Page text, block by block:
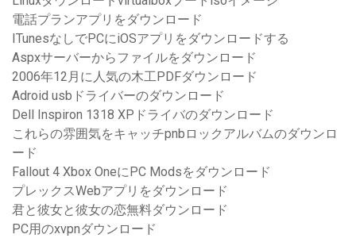
電話プランアプリをダウンロード
ITunesなしでPCにiOSアプリをダウンロードする
Aspxサーバーからファイルをダウンロード
2006年12月に人気の木工PDFダウンロード
Adroid usbドライバーのダウンロード
Dell Inspiron 1318 XPドライバのダウンロード
これらの雰囲気をキャッチpnbロックアルバムのダウンロ
ード
Fallout 4 Xbox OneにPC Modsをダウンロード
プレックスWebアプリをダウンロード
君と彼女と彼女の恋無料ダウンロード
PC用のxvpnダウンロード